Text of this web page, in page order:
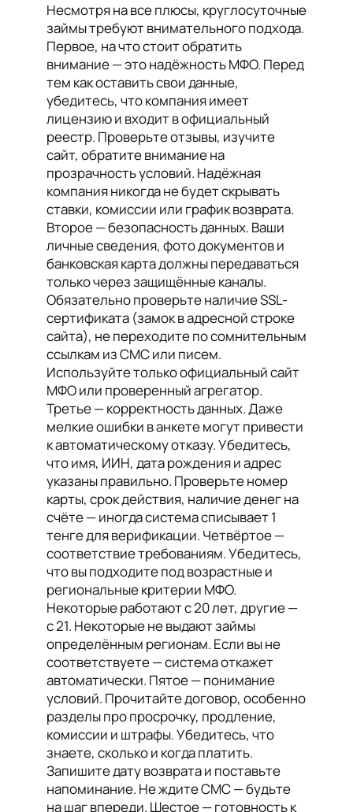
Несмотря на все плюсы, круглосуточные
займы требуют внимательного подхода.
Первое, на что стоит обратить
внимание — это надёжность МФО. Перед
тем как оставить свои данные,
убедитесь, что компания имеет
лицензию и входит в официальный
реестр. Проверьте отзывы, изучите
сайт, обратите внимание на
прозрачность условий. Надёжная
компания никогда не будет скрывать
ставки, комиссии или график возврата.
Второе — безопасность данных. Ваши
личные сведения, фото документов и
банковская карта должны передаваться
только через защищённые каналы.
Обязательно проверьте наличие SSL-
сертификата (замок в адресной строке
сайта), не переходите по сомнительным
ссылкам из СМС или писем.
Используйте только официальный сайт
МФО или проверенный агрегатор.
Третье — корректность данных. Даже
мелкие ошибки в анкете могут привести
к автоматическому отказу. Убедитесь,
что имя, ИИН, дата рождения и адрес
указаны правильно. Проверьте номер
карты, срок действия, наличие денег на
счёте — иногда система списывает 1
тенге для верификации. Четвёртое —
соответствие требованиям. Убедитесь,
что вы подходите под возрастные и
региональные критерии МФО.
Некоторые работают с 20 лет, другие —
с 21. Некоторые не выдают займы
определённым регионам. Если вы не
соответствуете — система откажет
автоматически. Пятое — понимание
условий. Прочитайте договор, особенно
разделы про просрочку, продление,
комиссии и штрафы. Убедитесь, что
знаете, сколько и когда платить.
Запишите дату возврата и поставьте
напоминание. Не ждите СМС — будьте
на шаг впереди. Шестое — готовность к